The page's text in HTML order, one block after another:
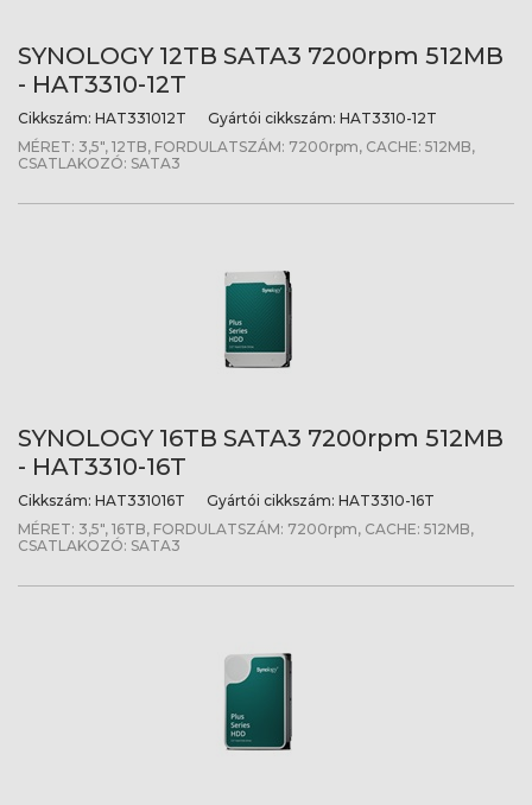
SYNOLOGY 12TB SATA3 7200rpm 512MB
- HAT3310-12T
Cikkszám: HAT331012T Gyártói cikkszám: HAT3310-12T
MÉRET: 3,5", 12TB, FORDULATSZÁM: 7200rpm, CACHE: 512MB,
CSATLAKOZÓ: SATA3
SYNOLOGY 16TB SATA3 7200rpm 512MB
- HAT3310-16T
Cikkszám: HAT331016T Gyártói cikkszám: HAT3310-16T
MÉRET: 3,5", 16TB, FORDULATSZÁM: 7200rpm, CACHE: 512MB,
CSATLAKOZÓ: SATA3